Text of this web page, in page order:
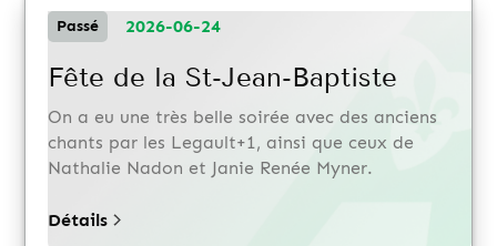
Passé 2026-06-24
Fête de la St-Jean-Baptiste
On a eu une très belle soirée avec des anciens
chants par les Legault+1, ainsi que ceux de
Nathalie Nadon et Janie Renée Myner.
Détails